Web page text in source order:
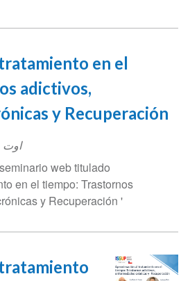
tratamiento en el
adictivos,
crónicas y
su seminario web titulado
en el tiempo: Trastornos
crónicas y Recuperación '
tratamiento